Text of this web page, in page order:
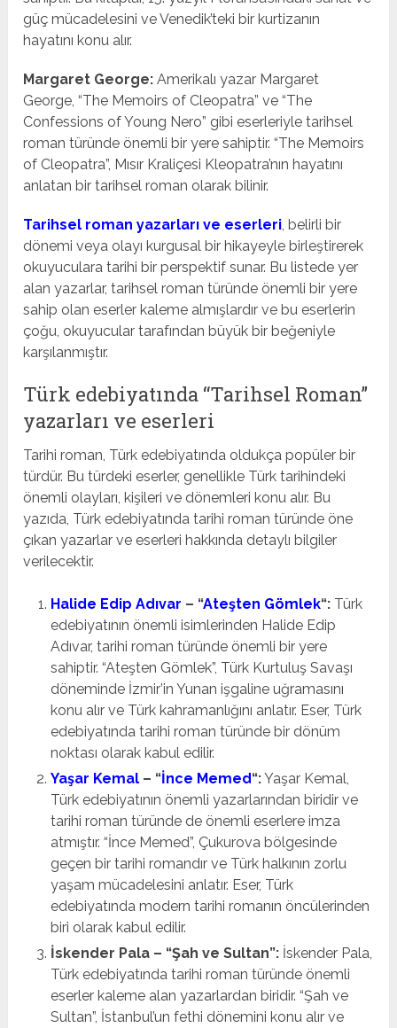
güç mücadelesini ve Venedik’teki bir kurtizanın
hayatını konu alır.
Margaret George: Amerikalı yazar Margaret
George, “The Memoirs of Cleopatra” ve “The
Confessions of Young Nero” gibi eserleriyle tarihsel
roman türünde önemli bir yere sahiptir. “The Memoirs
of Cleopatra”, Mısır Kraliçesi Kleopatra’nın hayatını
anlatan bir tarihsel roman olarak bilinir.
Tarihsel roman yazarları ve eserleri , belirli bir
dönemi veya olayı kurgusal bir hikayeyle birleştirerek
okuyuculara tarihi bir perspektif sunar. Bu listede yer
alan yazarlar, tarihsel roman türünde önemli bir yere
sahip olan eserler kaleme almışlardır ve bu eserlerin
çoğu, okuyucular tarafından büyük bir beğeniyle
karşılanmıştır.
Türk edebiyatında “Tarihsel Roman”
yazarları ve eserleri
Tarihi roman, Türk edebiyatında oldukça popüler bir
türdür. Bu türdeki eserler, genellikle Türk tarihindeki
önemli olayları, kişileri ve dönemleri konu alır. Bu
yazıda, Türk edebiyatında tarihi roman türünde öne
çıkan yazarlar ve eserleri hakkında detaylı bilgiler
verilecektir.
Halide Edip Adıvar – “Ateşten Gömlek“:Türk
edebiyatının önemli isimlerinden Halide Edip
Adıvar, tarihi roman türünde önemli bir yere
sahiptir. “Ateşten Gömlek”, Türk Kurtuluş Savaşı
döneminde İzmir’in Yunan işgaline uğramasını
konu alır ve Türk kahramanlığını anlatır. Eser, Türk
edebiyatında tarihi roman türünde bir dönüm
noktası olarak kabul edilir.
Yaşar Kemal– “İnce Memed“:Yaşar Kemal,
Türk edebiyatının önemli yazarlarından biridir ve
tarihi roman türünde de önemli eserlere imza
atmıştır. “İnce Memed”, Çukurova bölgesinde
geçen bir tarihi romandır ve Türk halkının zorlu
yaşam mücadelesini anlatır. Eser, Türk
edebiyatında modern tarihi romanın öncülerinden
biri olarak kabul edilir.
İskender Pala – “Şah ve Sultan”:İskender Pala,
Türk edebiyatında tarihi roman türünde önemli
eserler kaleme alan yazarlardan biridir. “Şah ve
Sultan”, İstanbul’un fethi dönemini konu alır ve